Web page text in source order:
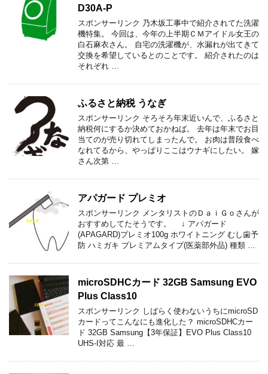
D30A-P
スポンサーリンク 乃木坂工事中で紹介されてた洗濯
機特集。 今回は、今年の上半期ＣＭアイドル女王の
白石麻衣さん。 自宅の洗濯機が、水漏れが出てきて
交換を希望しているとのことです。 紹介されたのは
それぞれ …
ふるさと納税 うなぎ
スポンサーリンク そろそろ年末近いんで、ふるさと
納税何にするか決めておかねば。 去年は年末でお目
当てのが売り切れてしまったんで。 お肉は普段食べ
なれてるから、やっぱりここはウナギにしたい。 嫁
さん次第 …
アパガード プレミオ
スポンサーリンク メンタリストのＤａｉＧｏさんが
おすすめしてたそうです。 ↓ アパガード
(APAGARD)プレミオ100g ホワイトニング むし歯予
防 ハミガキ プレミアムタイプ(医薬部外品) 種類 …
microSDHCカード 32GB Samsung EVO
Plus Class10
スポンサーリンク しばらく使わないうちにmicroSD
カードってこんなにも進化した？ microSDHCカー
ド 32GB Samsung【3年保証】EVO Plus Class10
UHS-I対応 最 …